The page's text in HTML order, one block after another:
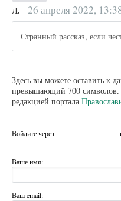
Л. 26 апреля 2022,
Странный рассказ, если
Здесь вы можете оставить к
превышающий 700 символов.
редакцией портала
Войдите через
Ваше имя:
Ваш email: